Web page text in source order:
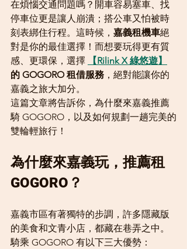
在煩惱交通問題嗎？開車容易塞車、找
停車位更是讓人崩潰；搭公車又怕被時
刻表綁住行程。這時候， 嘉義租機車絕
對是你的最佳選擇！而想要玩得更有質
感、更環保，選擇
【Rilink X 綠悠遊】
的 GOGORO 租借服務 ，絕對能讓你的
嘉義之旅大加分。
這篇文章將告訴你，為什麼來嘉義推薦
騎 GOGORO，以及如何規劃一趟完美的
雙輪輕旅行！
為什麼來嘉義玩，推薦租
GOGORO？
嘉義市區有著獨特的步調，許多隱藏版
的美食和文青小店，都藏在巷弄之中。
騎乘 GOGORO 有以下三大優勢：